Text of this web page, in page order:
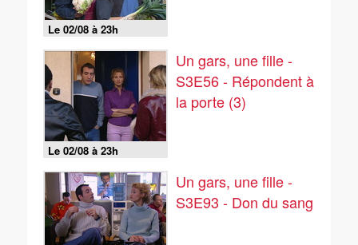
Le 02/08 à 23h
Le 02/08 à 23h
Un gars, une fille -
S3E56 - Répondent à
la porte (3)
Un gars, une fille -
S3E93 - Don du sang